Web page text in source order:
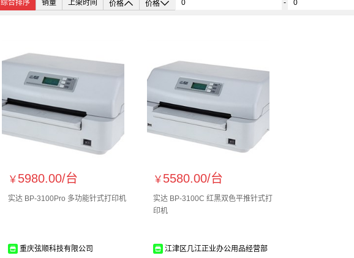
综合排序 销量 上架时间 价格 价格 -
￥ 5980.00/台
实达 BP-3100Pro 多功能针式打印机
重庆弦顺科技有限公司
￥ 5580.00/台
实达 BP-3100C 红黑双色平推针式打
印机
江津区几江正业办公用品经营部